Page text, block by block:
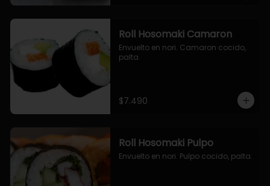
Roll Hosomaki Camaron
Envuelto en nori. Camaron cocido,
palta.
$7.490
Roll Hosomaki Pulpo
Envuelto en nori. Pulpo cocido, palta.